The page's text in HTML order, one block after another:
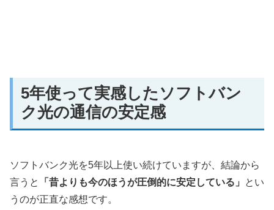
5年使って実感したソフトバン
ク光の通信の安定感
ソフトバンク光を5年以上使い続けていますが、結論から
言うと
「昔よりも今のほうが圧倒的に安定している」
とい
うのが正直な感想です。